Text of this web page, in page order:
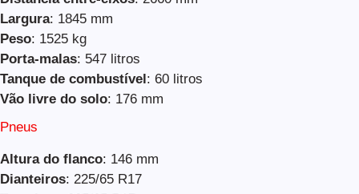
Largura: 1845 mm
Peso: 1525 kg
Porta-malas: 547 litros
Tanque de combustível: 60 litros
Vão livre do solo: 176 mm
Pneus
Altura do flanco: 146 mm
Dianteiros: 225/65 R17